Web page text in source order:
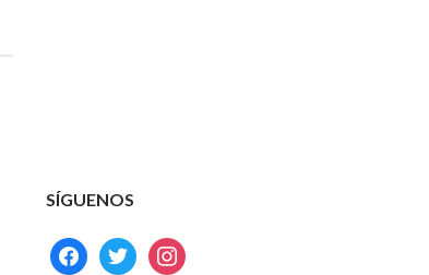
SÍGUENOS
facebooktwitter instagram